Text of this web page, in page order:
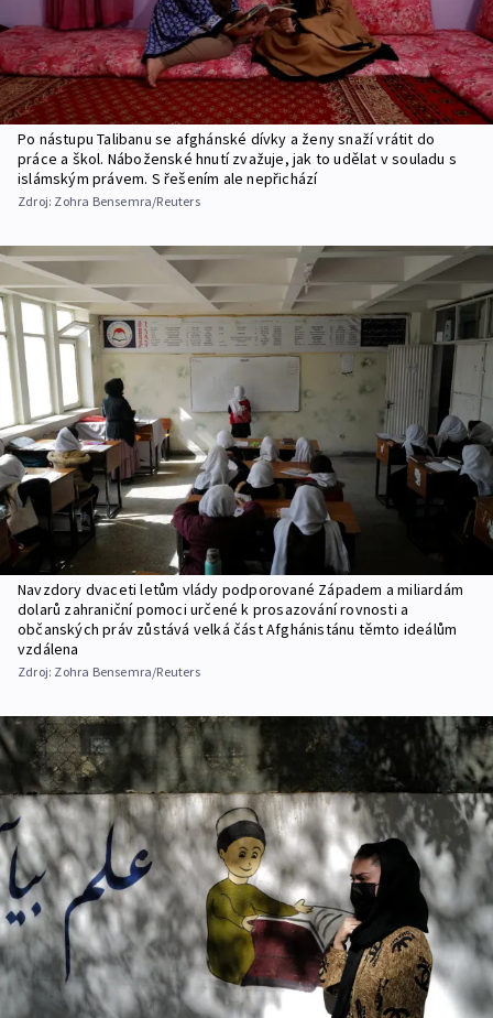
Po nástupu Talibanu se afghánské dívky a ženy snaží vrátit do
práce a škol. Náboženské hnutí zvažuje, jak to udělat v souladu s
islámským právem. S řešením ale nepřichází
Zdroj: Zohra Bensemra/Reuters
Navzdory dvaceti letům vlády podporované Západem a miliardám
dolarů zahraniční pomoci určené k prosazování rovnosti a
občanských práv zůstává velká část Afghánistánu těmto ideálům
vzdálena
Zdroj: Zohra Bensemra/Reuters